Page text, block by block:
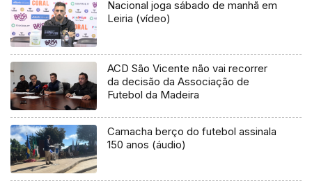
Nacional joga sábado de manhã em
Leiria (vídeo)
ACD São Vicente não vai recorrer
da decisão da Associação de
Futebol da Madeira
Camacha berço do futebol assinala
150 anos (áudio)